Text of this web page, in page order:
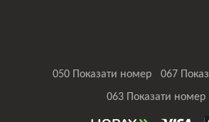
050 Показати номер
067
063 Показати номер